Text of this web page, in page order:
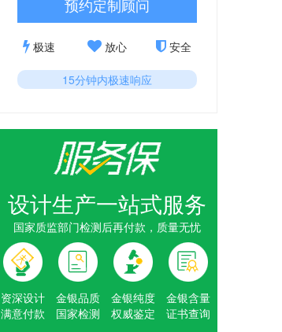
预约定制顾问
极速 放心 安全
15分钟内极速响应
设计生产一站式服务
国家质监部门检测后再付款，质量无忧
资深设计
满意付款
金银品质
国家检测
金银纯度
权威鉴定
金银含量
证书查询